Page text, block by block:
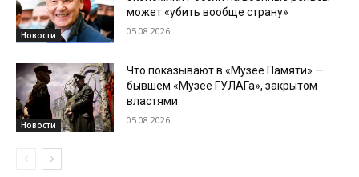
Новости
может «убить вообще страну»
05.08.2026
Новости
Что показывают в «Музее Памяти» —
бывшем «Музее ГУЛАГа», закрытом
властями
05.08.2026